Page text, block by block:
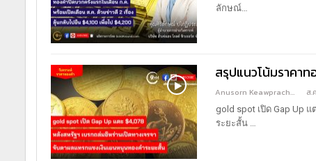
ลักษณ์
สรุปแนวโน้มราคา
Anusorn Keawprachant ส.
gold spot เปิด Gap Up
ระยะสั้น …